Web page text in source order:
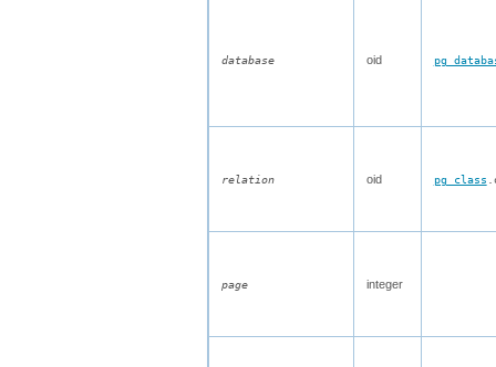
database oid
relation oid pg_class
page integer